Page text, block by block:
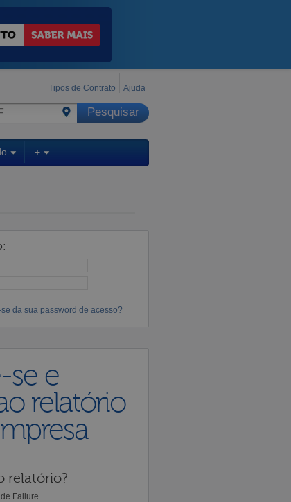
Tipos de Contrato Ajuda
+
se da sua password de acesso?
se e
relatório
relatório?
Failure